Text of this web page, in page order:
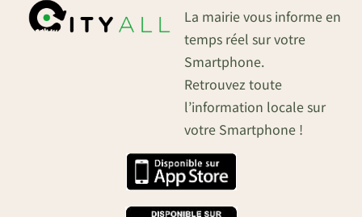
La mairie vous informe en
temps réel sur votre
Smartphone.
Retrouvez toute
l’information locale sur
votre Smartphone !